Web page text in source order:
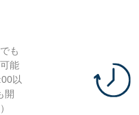
も
能
以
開